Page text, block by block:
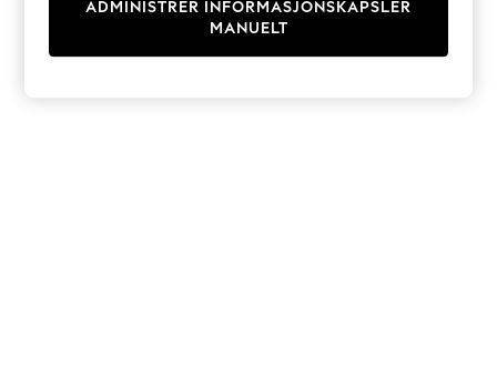
T-Shirts
ADMINISTRER INFORMASJONSKAPSLER
MANUELT